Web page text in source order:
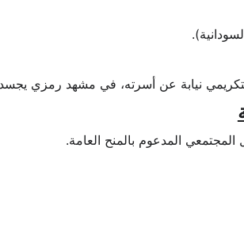
نيابة عن أسرته، في مشهد رمزي يجسد
المجتمعي المدعوم بالمنح العامة.